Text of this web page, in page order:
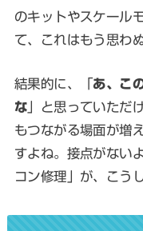
のキットやスケール
て、これはもう思わ
結果的に、「あ、こ
な 」と思っていただ
もつながる場面が増
すよね。接点がない
コン修理」が、こう